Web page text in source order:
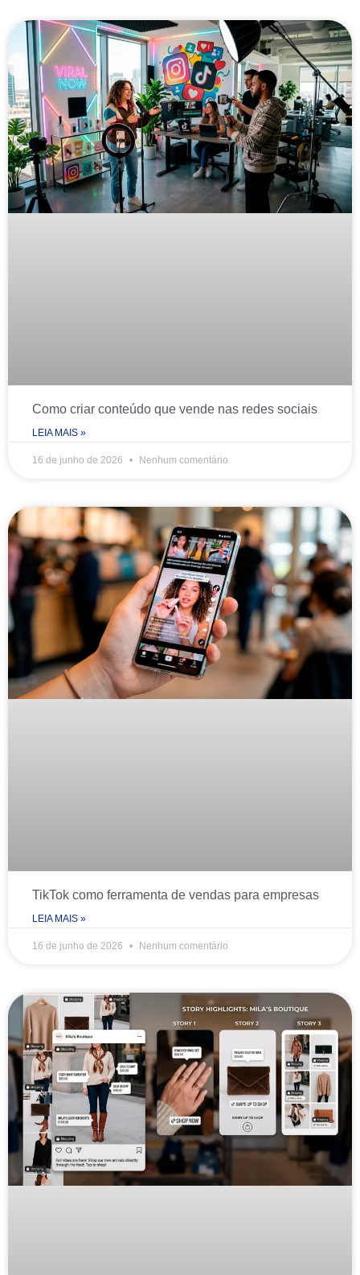
Como criar conteúdo que vende nas redes sociais
LEIA MAIS »
16 de junho de 2026 Nenhum comentário
TikTok como ferramenta de vendas para empresas
LEIA MAIS »
16 de junho de 2026 Nenhum comentário